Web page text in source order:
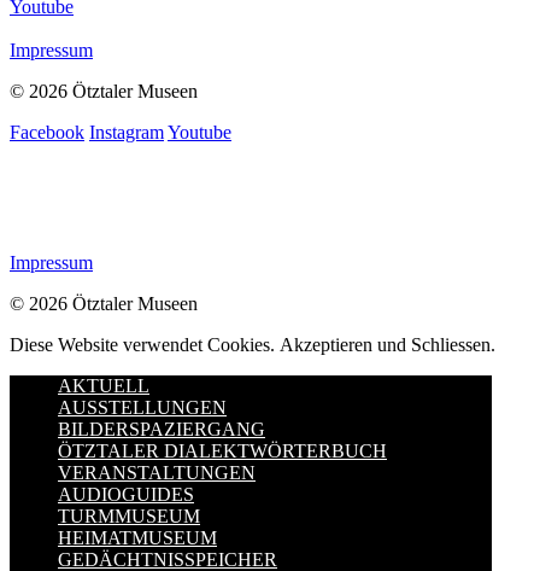
Youtube
Impressum
© 2026 Ötztaler Museen
Facebook InstagramYoutube
Impressum
© 2026 Ötztaler Museen
Diese Website verwendet Cookies. Akzeptieren und Schliessen.
AKTUELL
AUSSTELLUNGEN
BILDERSPAZIERGANG
ÖTZTALER DIALEKTWÖRTERBUCH
VERANSTALTUNGEN
AUDIOGUIDES
TURMMUSEUM
HEIMATMUSEUM
GEDÄCHTNISSPEICHER